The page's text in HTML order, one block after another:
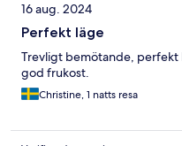
16 aug. 2024
Perfekt läge
Trevligt bemötande, perfekt
god frukost.
Christine, 1 natts resa